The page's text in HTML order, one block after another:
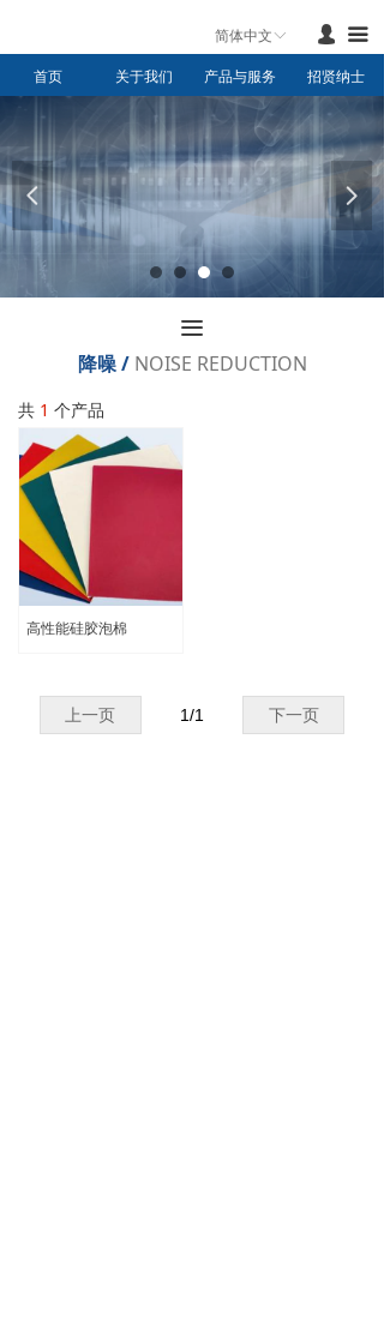
넙
ꀅ
简体中文
首页 关于我们 产品与服务 招贤纳士
끀
产品与服务
新闻中心
联系我们
关于我们
降噪 /NOISE REDUCTION
共 1 个产品
高性能硅胶泡棉
上一页 下一页
1/1
끀
넳 넲